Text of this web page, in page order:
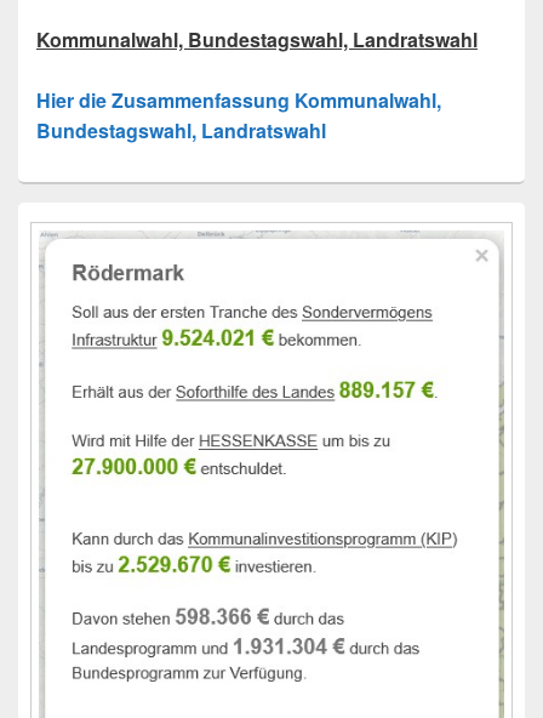
Kommunalwahl, Bundestagswahl, Landratswahl
Hier die Zusammenfassung Kommunalwahl,
Bundestagswahl, Landratswahl
Seitenleisten-
Widgetbereich